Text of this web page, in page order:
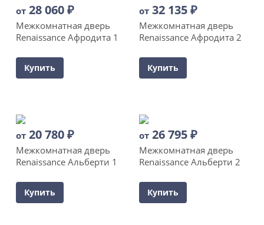
от 28 060₽
Межкомнатная дверь
Renaissance Афродита 1
Купить
от 32 135₽
Межкомнатная дверь
Renaissance Афродита 2
Купить
от 20 780₽
Межкомнатная дверь
Renaissance Альберти 1
Купить
от 26 795₽
Межкомнатная дверь
Renaissance Альберти 2
Купить